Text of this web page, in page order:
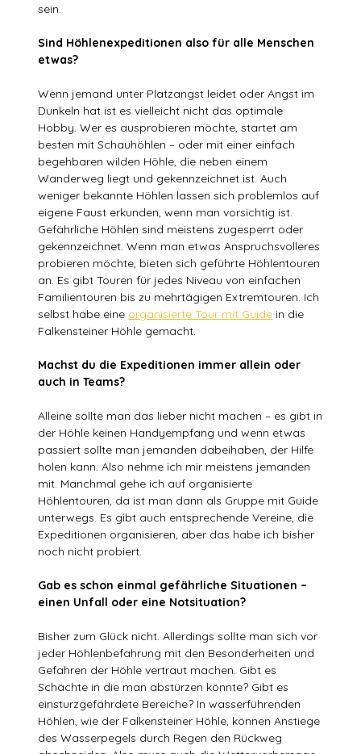
sein.
Sind Höhlenexpeditionen also für alle Menschen
etwas?
Wenn jemand unter Platzangst leidet oder Angst im
Dunkeln hat ist es vielleicht nicht das optimale
Hobby. Wer es ausprobieren möchte, startet am
besten mit Schauhöhlen – oder mit einer einfach
begehbaren wilden Höhle, die neben einem
Wanderweg liegt und gekennzeichnet ist. Auch
weniger bekannte Höhlen lassen sich problemlos auf
eigene Faust erkunden, wenn man vorsichtig ist.
Gefährliche Höhlen sind meistens zugesperrt oder
gekennzeichnet. Wenn man etwas Anspruchsvolleres
probieren möchte, bieten sich geführte Höhlentouren
an. Es gibt Touren für jedes Niveau von einfachen
Familientouren bis zu mehrtägigen Extremtouren. Ich
selbst habe eine organisierte Tour mit Guide in die
Falkensteiner Höhle gemacht.
Machst du die Expeditionen immer allein oder
auch in Teams?
Alleine sollte man das lieber nicht machen – es gibt in
der Höhle keinen Handyempfang und wenn etwas
passiert sollte man jemanden dabeihaben, der Hilfe
holen kann. Also nehme ich mir meistens jemanden
mit. Manchmal gehe ich auf organisierte
Höhlentouren, da ist man dann als Gruppe mit Guide
unterwegs. Es gibt auch entsprechende Vereine, die
Expeditionen organisieren, aber das habe ich bisher
noch nicht probiert.
Gab es schon einmal gefährliche Situationen –
einen Unfall oder eine Notsituation?
Bisher zum Glück nicht. Allerdings sollte man sich vor
jeder Höhlenbefahrung mit den Besonderheiten und
Gefahren der Höhle vertraut machen. Gibt es
Schächte in die man abstürzen könnte? Gibt es
einsturzgefährdete Bereiche? In wasserführenden
Höhlen, wie der Falkensteiner Höhle, können Anstiege
des Wasserpegels durch Regen den Rückweg